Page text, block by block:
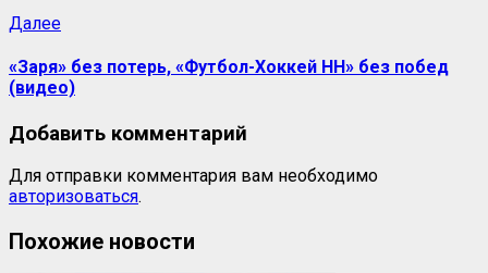
Далее
«Заря» без потерь, «Футбол-Хоккей НН» без побед
(видео)
Добавить комментарий
Для отправки комментария вам необходимо
авторизоваться.
Похожие новости